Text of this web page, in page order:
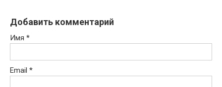
Добавить комментарий
Имя *
Email *